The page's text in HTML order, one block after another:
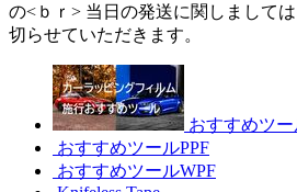
の<ｂｒ> 当日の発送に関しまして
切らせていただきます。
おすすめツ
おすすめツールPPF
おすすめツールWPF